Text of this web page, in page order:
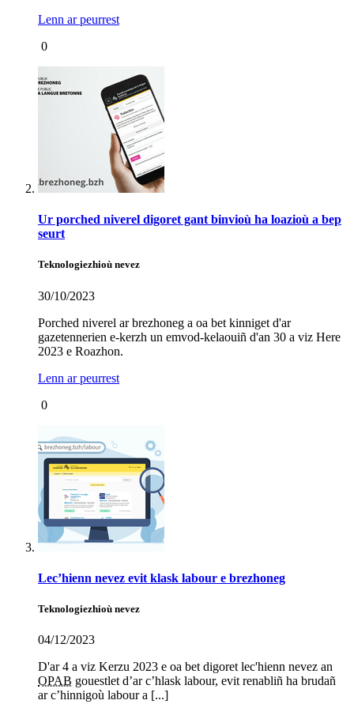
Lenn ar peurrest
0
Ur porched niverel digoret gant binvioù ha loazioù a bep
seurt
Teknologiezhioù nevez
30/10/2023
Porched niverel ar brezhoneg a oa bet kinniget d'ar
gazetennerien e-kerzh un emvod-kelaouiñ d'an 30 a viz Here
2023 e Roazhon.
Lenn ar peurrest
0
Lec’hienn nevez evit klask labour e brezhoneg
Teknologiezhioù nevez
04/12/2023
D'ar 4 a viz Kerzu 2023 e oa bet digoret lec'hienn nevez an
OPAB gouestlet d’ar c’hlask labour, evit renabliñ ha brudañ
ar c’hinnigoù labour a [...]